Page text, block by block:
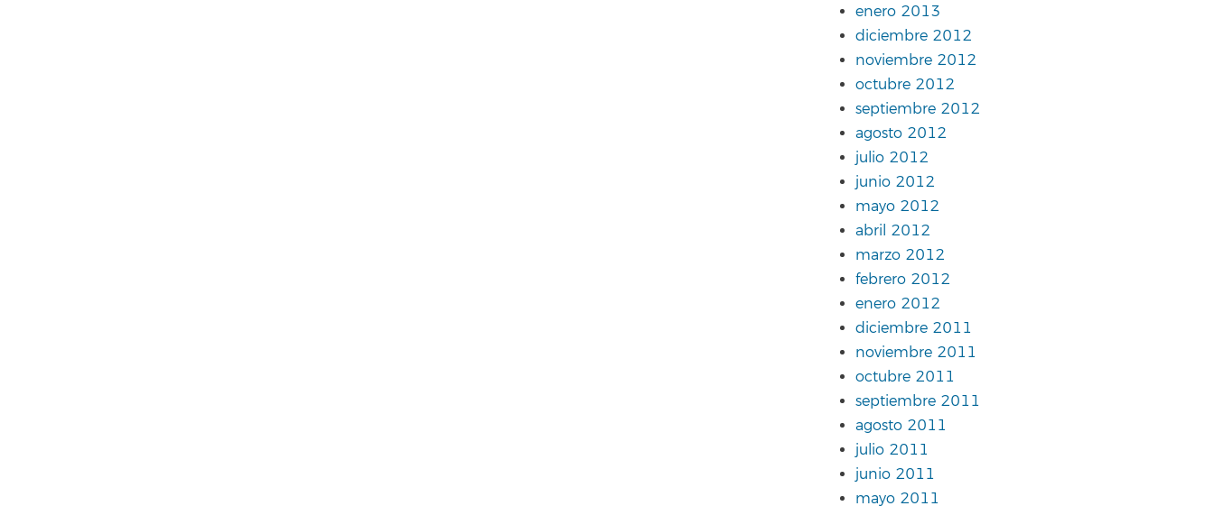
enero 2013
diciembre 2012
noviembre 2012
octubre 2012
septiembre 2012
agosto 2012
julio 2012
junio 2012
mayo 2012
abril 2012
marzo 2012
febrero 2012
enero 2012
diciembre 2011
noviembre 2011
octubre 2011
septiembre 2011
agosto 2011
julio 2011
junio 2011
mayo 2011